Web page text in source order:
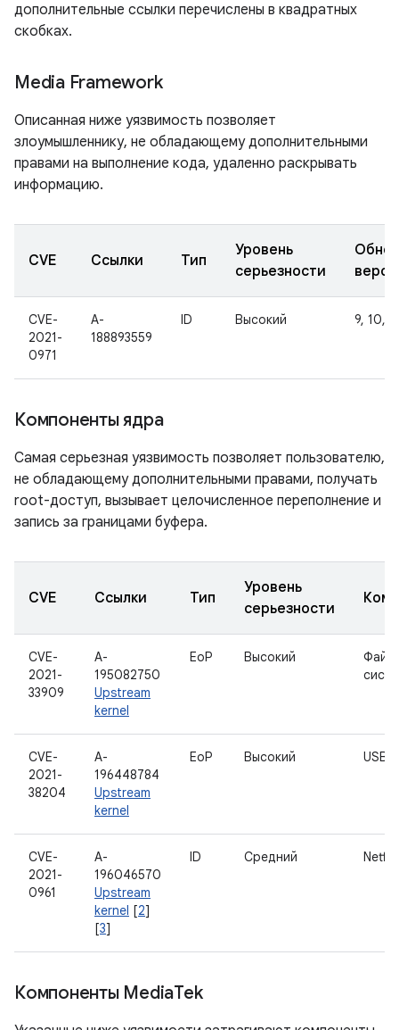
дополнительные ссылки перечислены в квадратных
скобках.
Media Framework
Описанная ниже уязвимость позволяет
злоумышленнику, не обладающему дополнительными
правами на выполнение кода, удаленно раскрывать
информацию.
CVE Ссылки Тип
Уровень
серьезности
CVE-
2021-
0971
A-
188893559
ID Высокий 9, 10,
Компоненты ядра
Самая серьезная уязвимость позволяет пользователю,
не обладающему дополнительными правами, получать
root-доступ, вызывает целочисленное переполнение и
запись за границами буфера.
CVE Ссылки Тип
Уровень
серьезности
CVE-
2021-
33909
A-
195082750
Upstream
kernel
EoP Высокий
CVE-
2021-
38204
A-
196448784
Upstream
kernel
EoP Высокий USB
CVE-
2021-
0961
A-
196046570
Upstream
kernel [2]
[3]
ID Средний
Компоненты MediaTek